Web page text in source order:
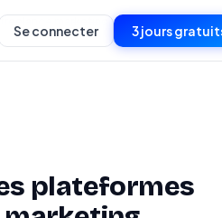
Se connecter 3 jours
marketing et
plateformes